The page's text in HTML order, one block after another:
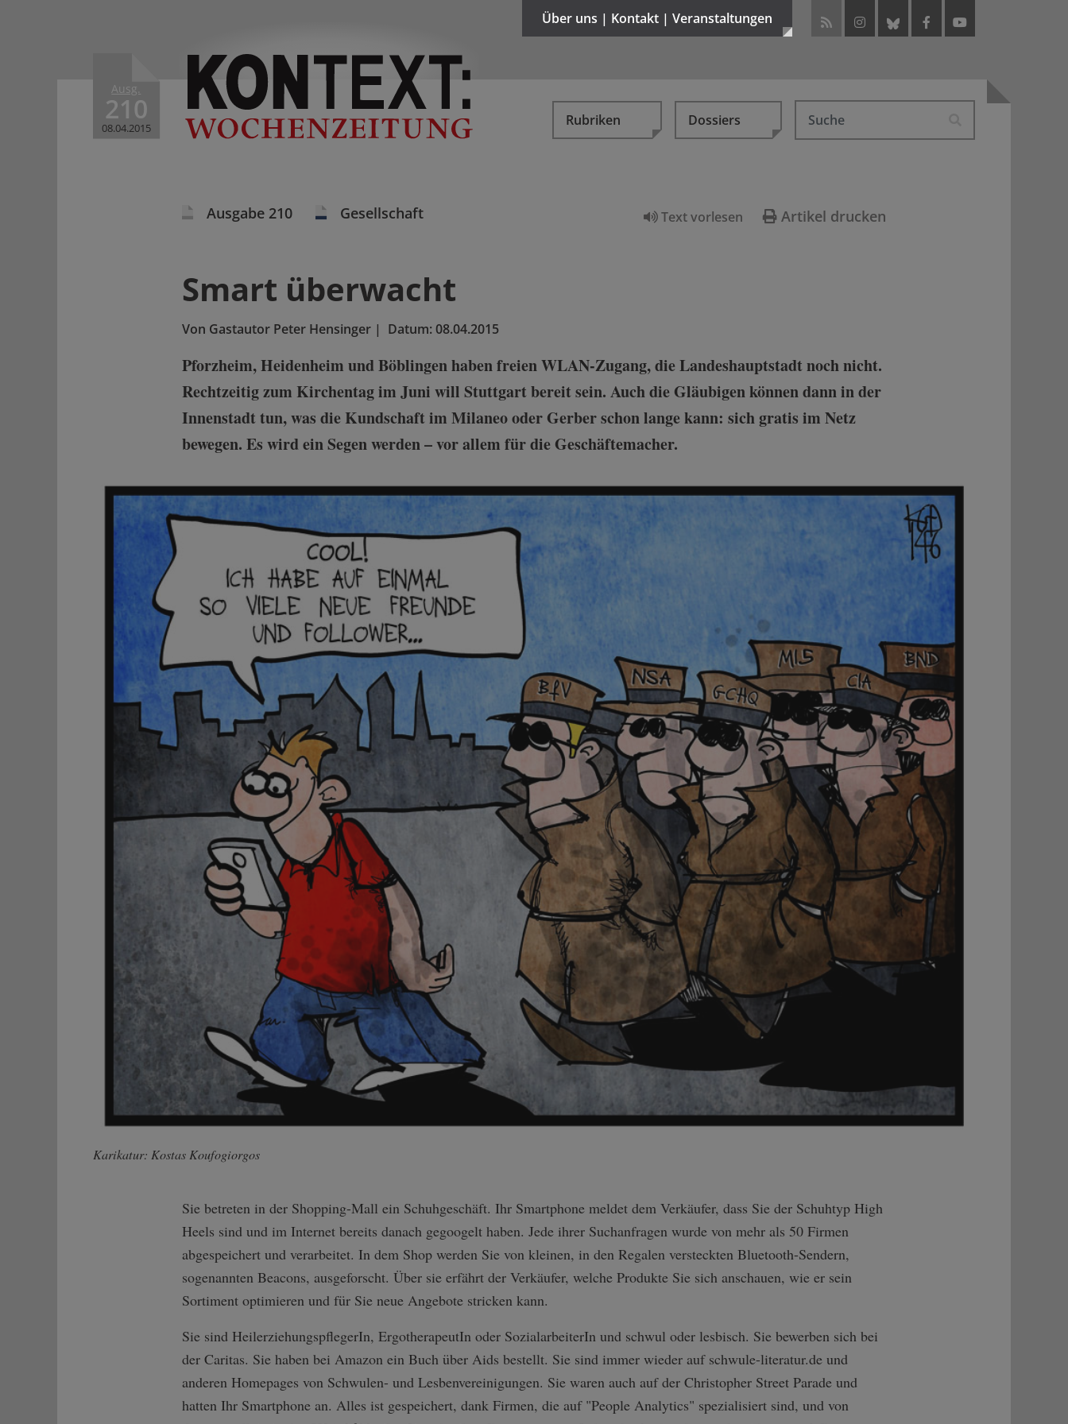
Ausg.
210
08.04.2015
Über uns | Kontakt | Veranstaltungen
Rubriken Dossiers
Text vorlesen Artikel drucken
Ausgabe 210 Gesellschaft
Smart überwacht
Von Gastautor Peter Hensinger | Datum:08.04.2015
Pforzheim, Heidenheim und Böblingen haben freien WLAN-Zugang, die Landeshauptstadt noch nicht.
Rechtzeitig zum Kirchentag im Juni will Stuttgart bereit sein. Auch die Gläubigen können dann in der
Innenstadt tun, was die Kundschaft im Milaneo oder Gerber schon lange kann: sich gratis im Netz
bewegen. Es wird ein Segen werden – vor allem für die Geschäftemacher.
Karikatur: Kostas Koufogiorgos
Sie betreten in der Shopping-Mall ein Schuhgeschäft. Ihr Smartphone meldet dem Verkäufer, dass Sie der Schuhtyp High
Heels sind und im Internet bereits danach gegoogelt haben. Jede ihrer Suchanfragen wurde von mehr als 50 Firmen
abgespeichert und verarbeitet. In dem Shop werden Sie von kleinen, in den Regalen versteckten Bluetooth-Sendern,
sogenannten Beacons, ausgeforscht. Über sie erfährt der Verkäufer, welche Produkte Sie sich anschauen, wie er sein
Sortiment optimieren und für Sie neue Angebote stricken kann.
Sie sind HeilerziehungspflegerIn, ErgotherapeutIn oder SozialarbeiterIn und schwul oder lesbisch. Sie bewerben sich bei
der Caritas. Sie haben bei Amazon ein Buch über Aids bestellt. Sie sind immer wieder auf schwule-literatur.de und
anderen Homepages von Schwulen- und Lesbenvereinigungen. Sie waren auch auf der Christopher Street Parade und
hatten Ihr Smartphone an. Alles ist gespeichert, dank Firmen, die auf "People Analytics" spezialisiert sind, und von